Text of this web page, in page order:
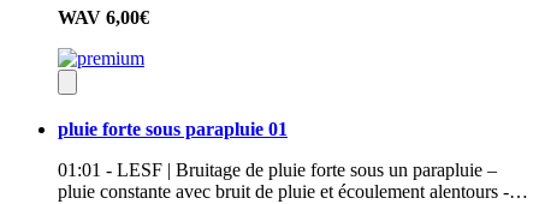
WAV 6,00€
pluie forte sous parapluie 01
01:01 - LESF | Bruitage de pluie forte sous un parapluie –
pluie constante avec bruit de pluie et écoulement alentours -…